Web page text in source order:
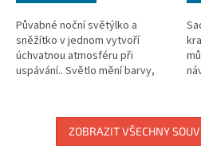
Půvabné noční světýlko a
sněžítko v jednom vytvoří
úchvatnou atmosféru při
uspávání.. Světlo mění barvy,
x...
ZOBRAZIT VŠECHNY